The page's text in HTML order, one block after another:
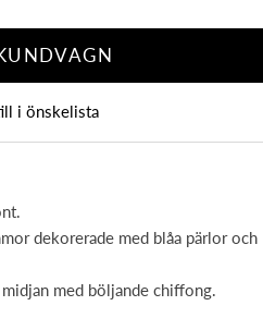
i önskelista
dekorerade med blåa pärlor och
med böljande chiffong.